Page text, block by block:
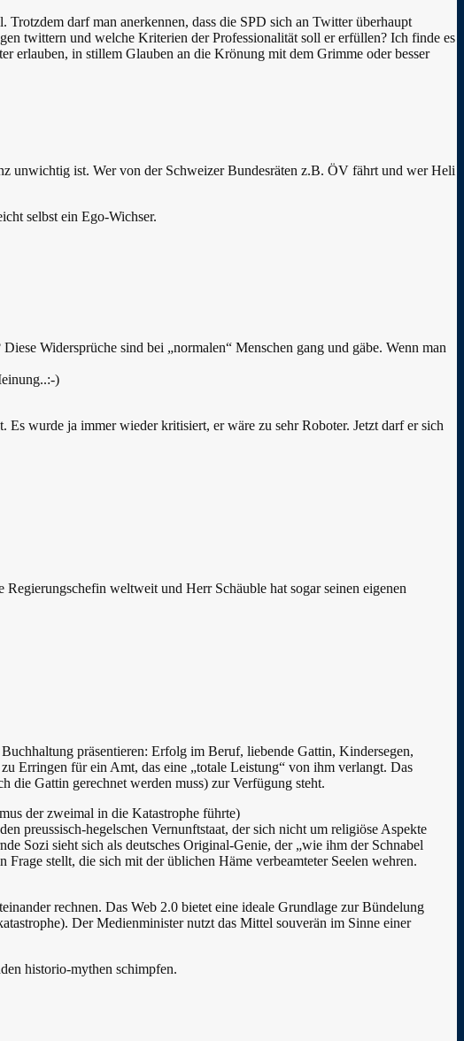
darf man anerkennen, dass die SPD sich an Twitter überhaupt
twittern und welche Kriterien der Professionalität soll er erfüllen? Ich finde es
erlauben, in stillem Glauben an die Krönung mit dem Grimme oder besser
unwichtig ist. Wer von der Schweizer Bundesräten z.B. ÖV fährt und wer Heli
selbst ein Ego-Wichser.
Widersprüche sind bei „normalen“ Menschen gang und gäbe. Wenn man
)
wurde ja immer wieder kritisiert, er wäre zu sehr Roboter. Jetzt darf er sich
weltweit und Herr Schäuble hat sogar seinen eigenen
präsentieren: Erfolg im Beruf, liebende Gattin, Kindersegen,
Erringen für ein Amt, das eine „totale Leistung“ von ihm verlangt. Das
die Gattin gerechnet werden muss) zur Verfügung steht.
der zweimal in die Katastrophe führte)
preussisch-hegelschen Vernunftstaat, der sich nicht um religiöse Aspekte
Sozi sieht sich als deutsches Original-Genie, der „wie ihm der Schnabel
stellt, die sich mit der üblichen Häme verbeamteter Seelen wehren.
rechnen. Das Web 2.0 bietet eine ideale Grundlage zur Bündelung
Der Medienminister nutzt das Mittel souverän im Sinne einer
historio-mythen schimpfen.